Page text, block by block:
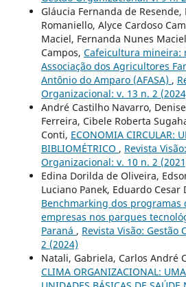
Gláucia Fernanda de
Romaniello, Alyce Cardoso
Maciel, Fernanda Nunes
Campos, Cafeicultura mineira:
Associação dos Agricultores
Antônio do Amparo (AFASA) ,
Organizacional: v. 13 n. 2
André Castilho Navarro,
Ferreira, Cibele Roberta
Conti, ECONOMIA CIRCULAR:
BIBLIOMÉTRICO , Revista
Organizacional: v. 10 n. 2
Edina Dorilda de Oliveira,
Luciano Panek, Eduardo Cesar
Benchmarking dos programas
empresas nos parques
Paraná , Revista Visão: Gestão
2 (2024)
Natali, Gabriela, Carlos André
CLIMA ORGANIZACIONAL: